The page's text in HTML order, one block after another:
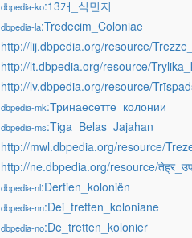
dbpedia-ko:13개_식민지
dbpedia-la:Tredecim_Coloniae
http://lij.dbpedia.org/resource/
http://lt.dbpedia.org/resource/
http://lv.dbpedia.org/resource/
dbpedia-mk:Тринаесетте_колонии
dbpedia-ms:Tiga_Belas_Jajahan
http://mwl.dbpedia.org/resource/
http://ne.dbpedia.org/resource/
dbpedia-nl:Dertien_koloniën
dbpedia-nn:Dei_tretten_koloniane
dbpedia-no:De_tretten_kolonier